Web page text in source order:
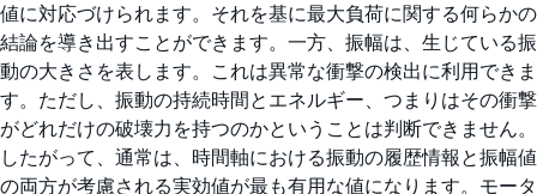
値に対応づけられます。それを基に最大負荷に関する何らかの
結論を導き出すことができます。一方、振幅は、生じている振
動の大きさを表します。これは異常な衝撃の検出に利用できま
す。ただし、振動の持続時間とエネルギー、つまりはその衝撃
がどれだけの破壊力を持つのかということは判断できません。
したがって、通常は、時間軸における振動の履歴情報と振幅値
の両方が考慮される実効値が最も有用な値になります。モータ